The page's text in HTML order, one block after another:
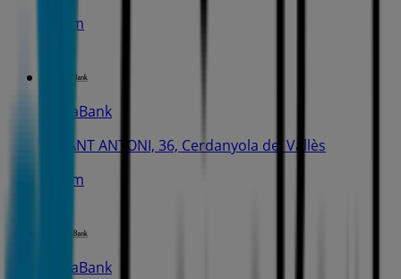
326 m
CaixaBank
C. SANT ANTONI, 36, Cerdanyola del Vallès
414 m
CaixaBank